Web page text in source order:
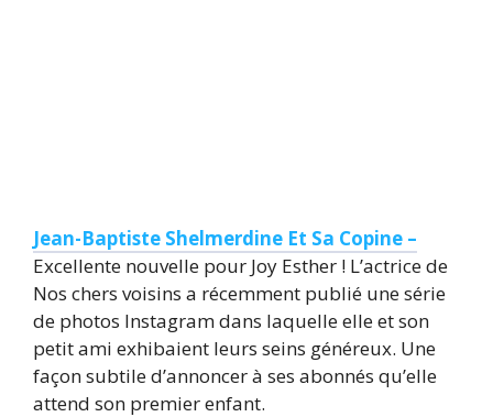
Jean-Baptiste Shelmerdine Et Sa Copine –
Excellente nouvelle pour Joy Esther ! L’actrice de
Nos chers voisins a récemment publié une série
de photos Instagram dans laquelle elle et son
petit ami exhibaient leurs seins généreux. Une
façon subtile d’annoncer à ses abonnés qu’elle
attend son premier enfant.